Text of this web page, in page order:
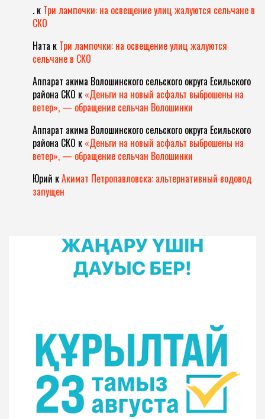
. к Три лампочки: на освещение улиц жалуются сельчане в
СКО
Ната к Три лампочки: на освещение улиц жалуются
сельчане в СКО
Аппарат акима Волошинского сельского округа Есильского
района СКО к «Деньги на новый асфальт выброшены на
ветер», — обращение сельчан Волошинки
Аппарат акима Волошинского сельского округа Есильского
района СКО к «Деньги на новый асфальт выброшены на
ветер», — обращение сельчан Волошинки
Юрий кАкимат Петропавловска: альтернативный водовод
запущен